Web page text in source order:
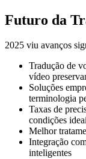
Futuro da
2025 viu avanços
Tradução de
vídeo
Soluções
terminologia
Taxas de
condições
Melhor
Integração
inteligentes